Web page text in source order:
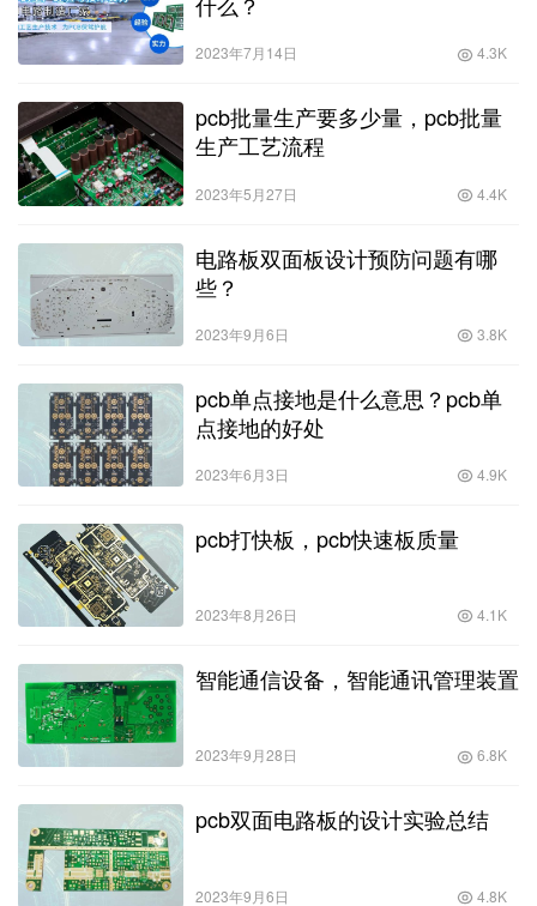
2023年7月14日 4.3K
pcb批量生产要多少量，pcb批量
生产工艺流程
2023年5月27日 4.4K
电路板双面板设计预防问题有哪
些？
2023年9月6日 3.8K
pcb单点接地是什么意思？pcb单
点接地的好处
2023年6月3日 4.9K
pcb打快板，pcb快速板质量
2023年8月26日 4.1K
智能通信设备，智能通讯管理装置
2023年9月28日 6.8K
pcb双面电路板的设计实验总结
2023年9月6日 4.8K